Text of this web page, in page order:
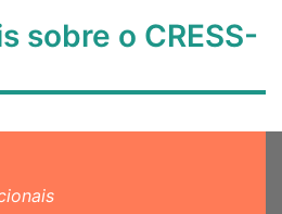
sobre o CRESS-